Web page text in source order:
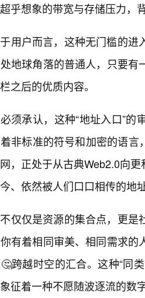
乎想象的带宽与存储压力，
用户而言，这种无门槛的进
地球角落的普通人，只要
之后的优质内容。
须承认，这种“地址入口”
非标准的符号和加密的语言
，正处于从古典Web2.0向
、依然被人们口口相传的地
仅仅是资源的集合点，更
有着相同审美、相同需求
跨越时空的汇合。这种“同
征着一种不愿随波逐流的数